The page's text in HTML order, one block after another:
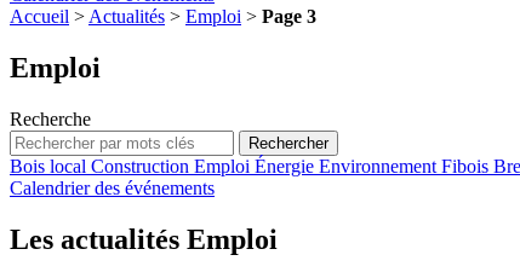
Accueil > Actualités > Emploi > Page 3
Emploi
Recherche
Bois local Construction Emploi Énergie Environnement Fibois
Calendrier des événements
Les actualités Emploi